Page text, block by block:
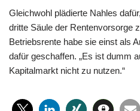
Gleichwohl plädierte Nahles
dritte Säule der Rentenvorsorge
Betriebsrente habe sie einst als
dafür geschaffen. „Es ist dumm
Kapitalmarkt nicht zu nutzen.“